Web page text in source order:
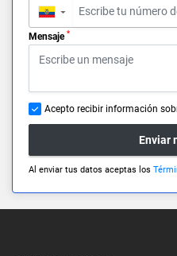
▼
Mensaje *
Acepto recibir información
Enviar
Al enviar tus datos aceptas los